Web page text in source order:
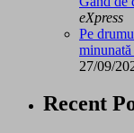
eXpress
Pe
27/09/
Recent